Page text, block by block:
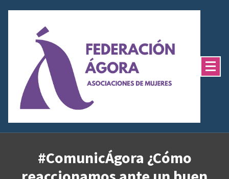
#ComunicÁgora ¿Cómo